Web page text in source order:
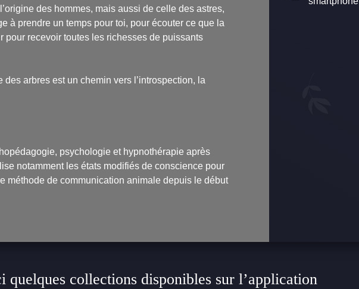
des hommes, mais aussi de celle des astres,
à prendre un temps pour toi, pour écouter ce que la
recevoir toutes les richesses de puissants
des arbres est un chemin vers l’introspection, la
psychologie et hypnothérapie après
notamment les états modifiés de conscience pour
méthode de communication animale depuis le début
quelques collections disponibles sur l’application